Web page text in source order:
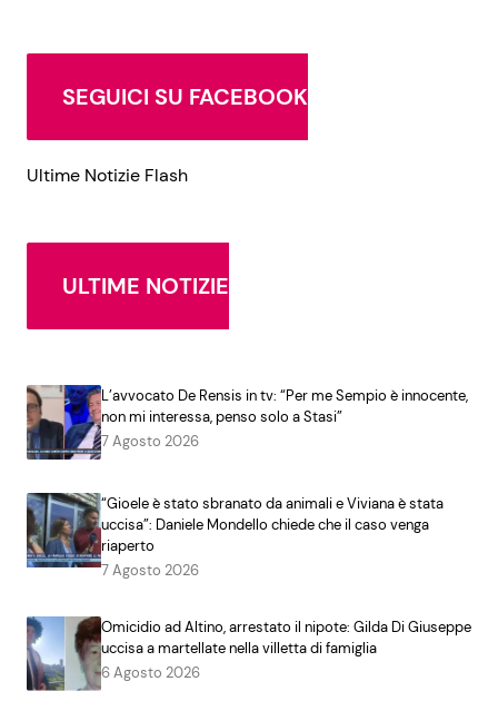
SEGUICI SU FACEBOOK
Ultime Notizie Flash
ULTIME NOTIZIE
L’avvocato De Rensis in tv: “Per me Sempio è innocente,
non mi interessa, penso solo a Stasi”
7 Agosto 2026
“Gioele è stato sbranato da animali e Viviana è stata
uccisa”: Daniele Mondello chiede che il caso venga
riaperto
7 Agosto 2026
Omicidio ad Altino, arrestato il nipote: Gilda Di Giuseppe
uccisa a martellate nella villetta di famiglia
6 Agosto 2026